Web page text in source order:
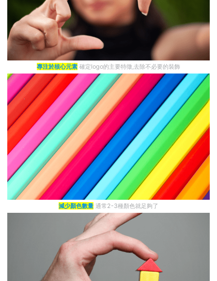
專注於核心元素 確定logo的主要特徵,去除不必要的裝飾
減少顏色數量 通常2-3種顏色就足夠了